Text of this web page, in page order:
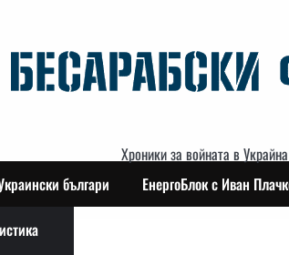
Хроники за войната в Украйна
българи ЕнергоБлок с Иван